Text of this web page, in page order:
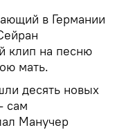
в Германии
клип на песню
мать.
десять новых
сам
Манучер